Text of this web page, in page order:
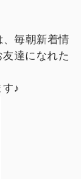
、毎朝新着情
達になれた
♪